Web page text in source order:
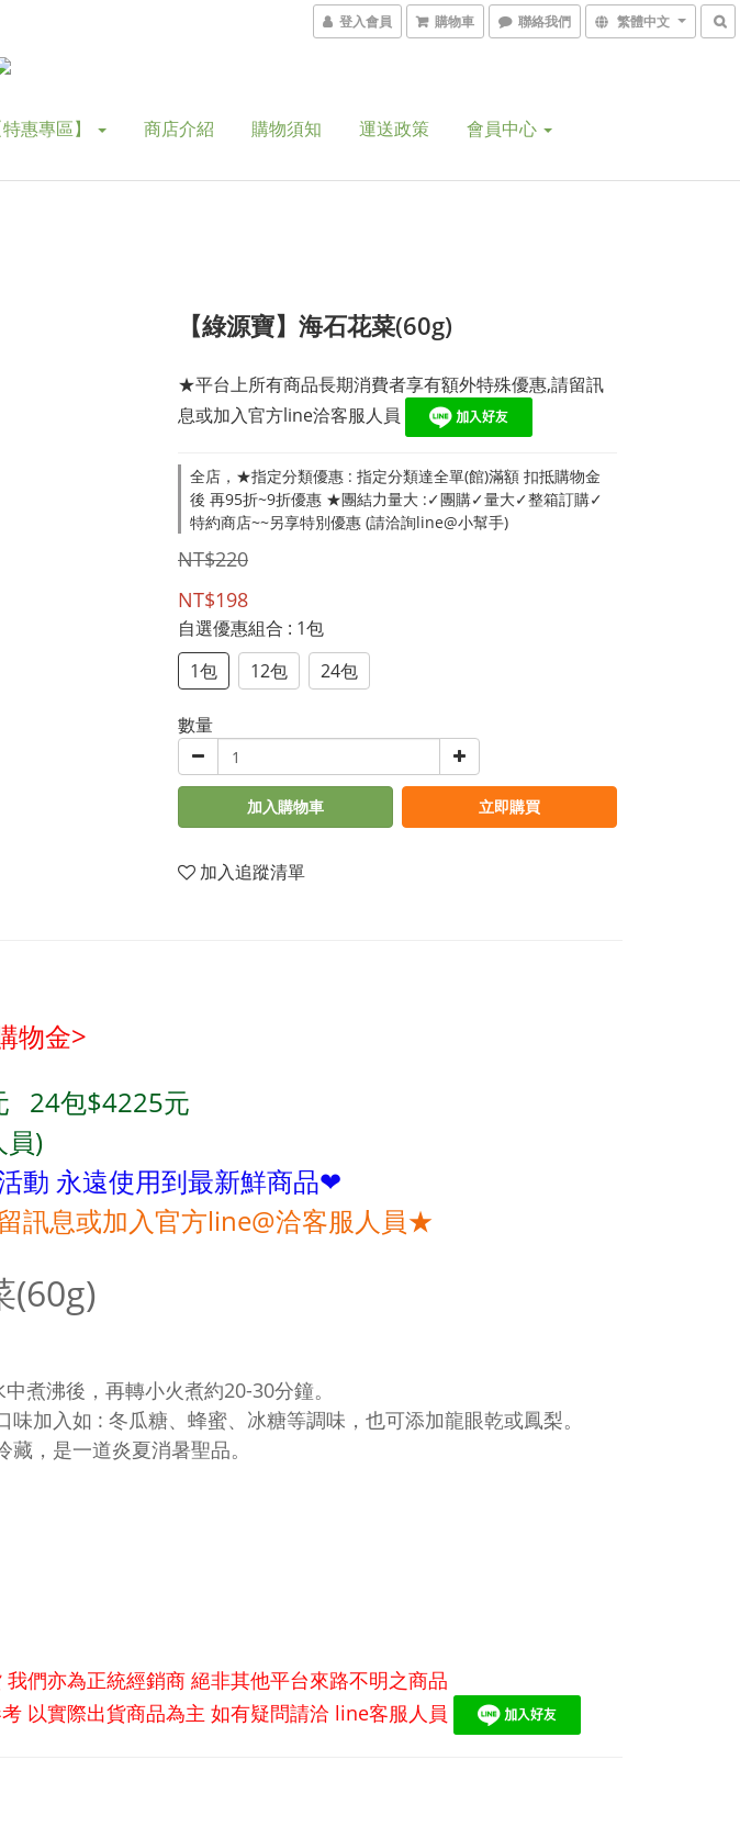
登入會員 購物車 聯絡我們 繁體中文
特惠專區】 商店介紹 購物須知 運送政策 會員中心
【綠源寶】海石花菜(60g)
★平台上所有商品長期消費者享有額外特殊優惠,請留訊
息或加入官方line洽客服人員
全店，★指定分類優惠 : 指定分類達全單(館)滿額 扣抵購物金
後 再95折~9折優惠 ★團結力量大 :✓團購✓量大✓整箱訂購✓
特約商店~~另享特別優惠 (請洽詢line@小幫手)
NT$220
NT$198
自選優惠組合 : 1包
1包
12包 24包
數量
加入購物車 立即購買
加入追蹤清單
物金>
24包$4225元
員)
動 永遠使用到最新鮮商品❤
訊息或加入官方line@洽客服人員★
(60g)
煮沸後，再轉小火煮約20-30分鐘。
加入如 : 冬瓜糖、蜂蜜、冰糖等調味，也可添加龍眼乾或鳳梨。
，是一道炎夏消暑聖品。
們亦為正統經銷商 絕非其他平台來路不明之商品
以實際出貨商品為主 如有疑問請洽 line客服人員